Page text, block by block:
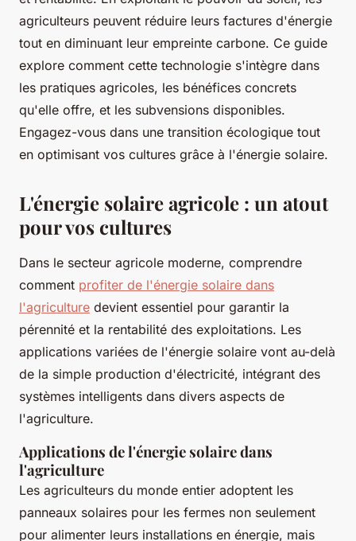
agriculteurs peuvent réduire leurs factures d'énergie
tout en diminuant leur empreinte carbone. Ce guide
explore comment cette technologie s'intègre dans
les pratiques agricoles, les bénéfices concrets
qu'elle offre, et les subvensions disponibles.
Engagez-vous dans une transition écologique tout
en optimisant vos cultures grâce à l'énergie solaire.
L'énergie solaire agricole : un atout
pour vos cultures
Dans le secteur agricole moderne, comprendre
comment profiter de l'énergie solaire dans
l'agriculture devient essentiel pour garantir la
pérennité et la rentabilité des exploitations. Les
applications variées de l'énergie solaire vont au-delà
de la simple production d'électricité, intégrant des
systèmes intelligents dans divers aspects de
l'agriculture.
Applications de l'énergie solaire dans
l'agriculture
Les agriculteurs du monde entier adoptent les
panneaux solaires pour les fermes non seulement
pour alimenter leurs installations en énergie, mais